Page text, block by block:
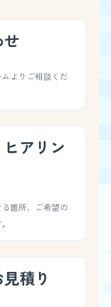
よりご相談くだ
アリン
箇所、ご希望の
積り